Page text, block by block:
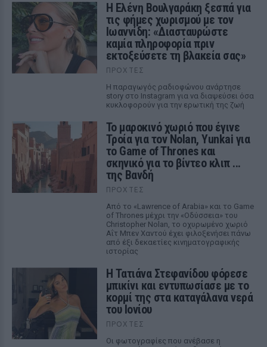
Η Ελένη Βουλγαράκη ξεσπά για
τις φήμες χωρισμού με τον
Ιωαννίδη: «Διασταυρώστε
καμία πληροφορία πριν
εκτοξεύσετε τη βλακεία σας»
ΠΡΟΧΤΈΣ
Η παραγωγός ραδιοφώνου ανάρτησε
story στο Instagram για να διαψεύσει όσα
κυκλοφορούν για την ερωτική της ζωή
Το μαροκινό χωριό που έγινε
Τροία για τον Nolan, Yunkai για
το Game of Thrones και
σκηνικό για το βίντεο κλιπ ...
της Βανδή
ΠΡΟΧΤΈΣ
Από το «Lawrence of Arabia» και το Game
of Thrones μέχρι την «Οδύσσεια» του
Christopher Nolan, το οχυρωμένο χωριό
Αΐτ Μπεν Χαντού έχει φιλοξενήσει πάνω
από έξι δεκαετίες κινηματογραφικής
ιστορίας
Η Τατιάνα Στεφανίδου φόρεσε
μπικίνι και εντυπωσίασε με το
κορμί της στα καταγάλανα νερά
του Ιονίου
ΠΡΟΧΤΈΣ
Οι φωτογραφίες που ανέβασε η